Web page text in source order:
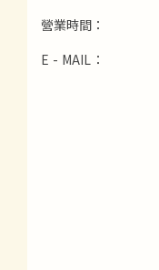
營業時間：
E - MAIL：